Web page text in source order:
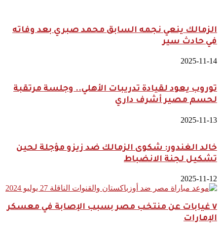
الزمالك ينعي نجمه السابق محمد صبري بعد وفاته
في حادث سير
2025-11-14
توروب يعود لقيادة تدريبات الأهلي.. وجلسة مرتقبة
لحسم مصير أشرف داري
2025-11-13
خالد الغندور: شكوى الزمالك ضد زيزو مؤجلة لحين
تشكيل لجنة الانضباط
2025-11-12
٧ غيابات عن منتخب مصر بسبب الإصابة في معسكر
الإمارات